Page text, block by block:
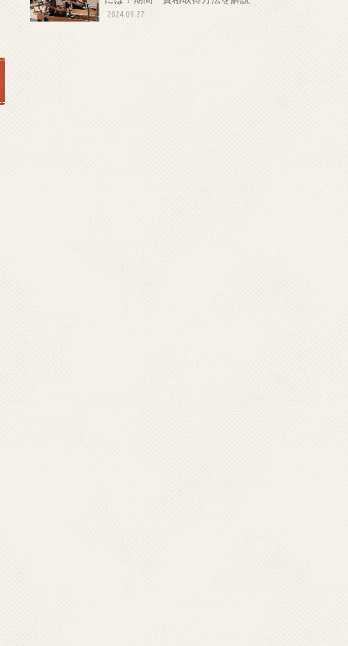
2024.09.27